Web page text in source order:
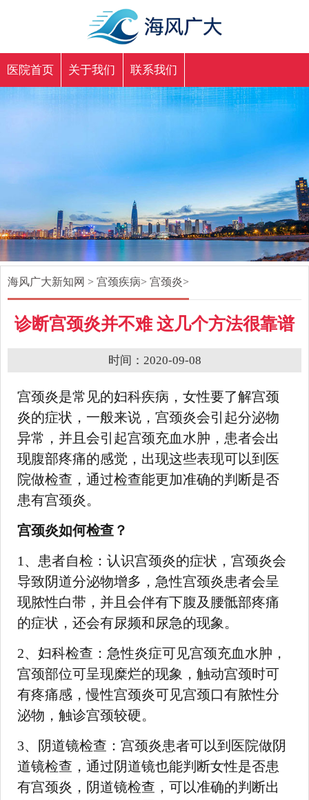
医院首页 关于我们 联系我们
海风广大新知网 >宫颈疾病>宫颈炎>
诊断宫颈炎并不难 这几个方法很靠谱
时间：2020-09-08
宫颈炎是常见的妇科疾病，女性要了解宫颈
炎的症状，一般来说，宫颈炎会引起分泌物
异常，并且会引起宫颈充血水肿，患者会出
现腹部疼痛的感觉，出现这些表现可以到医
院做检查，通过检查能更加准确的判断是否
患有宫颈炎。
宫颈炎如何检查？
1、患者自检：认识宫颈炎的症状，宫颈炎会
导致阴道分泌物增多，急性宫颈炎患者会呈
现脓性白带，并且会伴有下腹及腰骶部疼痛
的症状，还会有尿频和尿急的现象。
2、妇科检查：急性炎症可见宫颈充血水肿，
宫颈部位可呈现糜烂的现象，触动宫颈时可
有疼痛感，慢性宫颈炎可见宫颈口有脓性分
泌物，触诊宫颈较硬。
3、阴道镜检查：宫颈炎患者可以到医院做阴
道镜检查，通过阴道镜也能判断女性是否患
有宫颈炎，阴道镜检查，可以准确的判断出